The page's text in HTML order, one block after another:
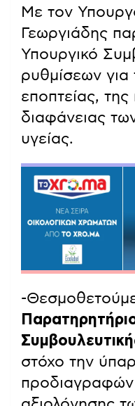
Με τον
Γεωργιάδης
Υπουργικό
ρυθμίσεων για
εποπτείας, της
διαφάνειας
υγείας.
-
στόχο την
προδιαγραφών